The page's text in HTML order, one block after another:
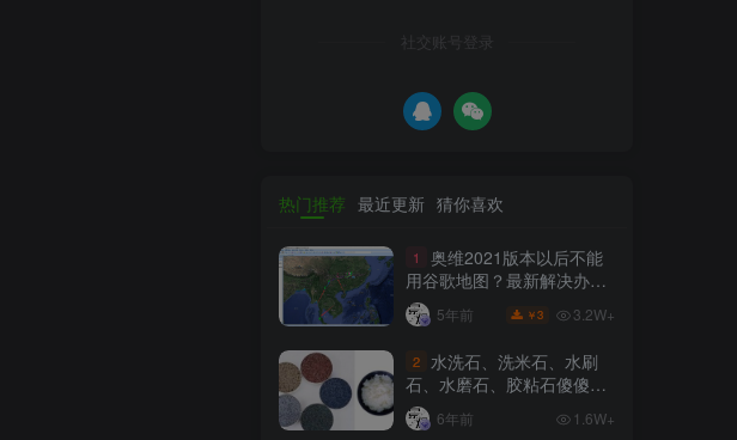
社交账号登录
热门推荐 最近更新 猜你喜欢
1
奥维2021版本以后不能
用谷歌地图？最新解决办法
苹果安卓电脑
5年前 ￥3 3.2W+
2
水洗石、洗米石、水刷
石、水磨石、胶粘石傻傻分
不清楚
6年前 1.6W+